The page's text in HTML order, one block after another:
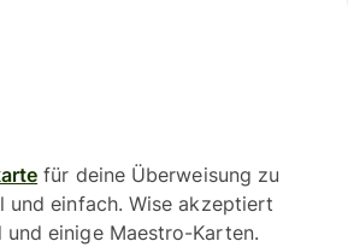
für deine Überweisung zu
und einfach. Wise akzeptiert
und einige Maestro-Karten.